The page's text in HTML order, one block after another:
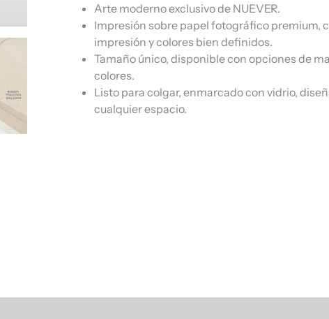
Arte moderno exclusivo de NUEVER.
Impresión sobre papel fotográfico premium,
impresión y colores bien definidos.
Tamaño único, disponible con opciones de
colores.
Listo para colgar, enmarcado con vidrio,
cualquier espacio.